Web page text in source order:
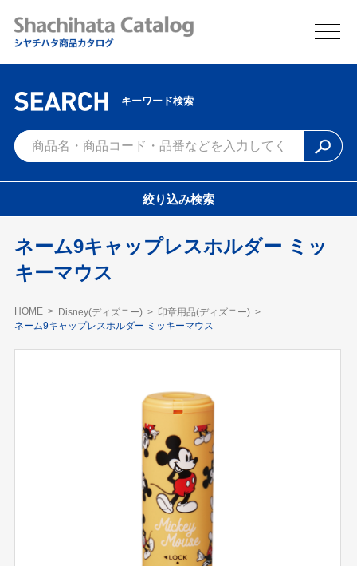
キーワード検索
絞り込み検索
ネーム9キャップレスホルダー ミッ
キーマウス
HOME Disney(ディズニー)
印章用品(ディズニー)
ネーム9キャップレスホルダー ミッキーマウス